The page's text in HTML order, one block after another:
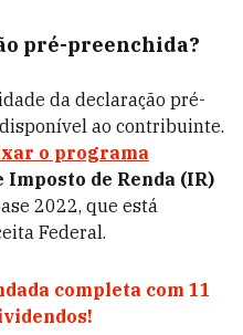
pré-preenchida?
da declaração pré-
ao contribuinte.
o programa
Imposto de Renda (IR)
2022, que está
Federal.
completa com 11